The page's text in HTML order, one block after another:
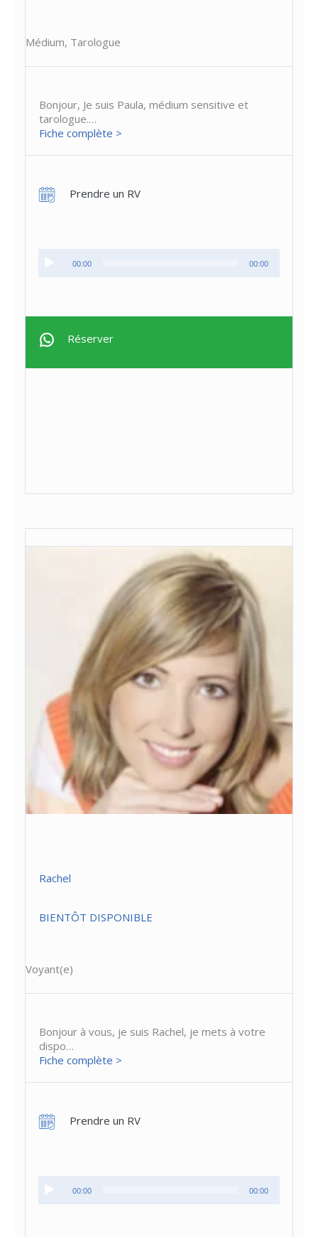
Médium, Tarologue
Bonjour, Je suis Paula, médium sensitive et
tarologue.…
Fiche complète >
Prendre un RV
00:00 00:00
Réserver
Rachel
BIENTÔT DISPONIBLE
Voyant(e)
Bonjour à vous, je suis Rachel, je mets à votre
dispo…
Fiche complète >
Prendre un RV
00:00 00:00